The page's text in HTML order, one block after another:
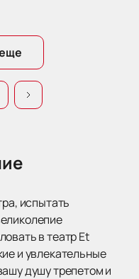
испытать
в театр Et
и увлекательные
душу трепетом и